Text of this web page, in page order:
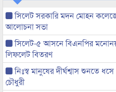
সিলেট সরকারি মদন মোহন
আলোচনা সভা
সিলেট-৫ আসনে বিএনপির
লিফলেট বিতরণ
নিঃস্ব মানুষের দীর্ঘশ্বাস শুনতে
চৌধুরী